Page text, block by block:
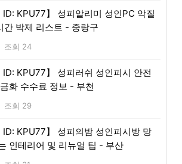
KPU77】 성피알리미 성인PC 악질
간 박제 리스트 - 중랑구
조회 24
KPU77】 성피러쉬 성인피시 안전
화 수수료 정보 - 부천
조회 29
KPU77】 성피의밤 성인피시방 망
인테리어 및 리뉴얼 팁 - 부산